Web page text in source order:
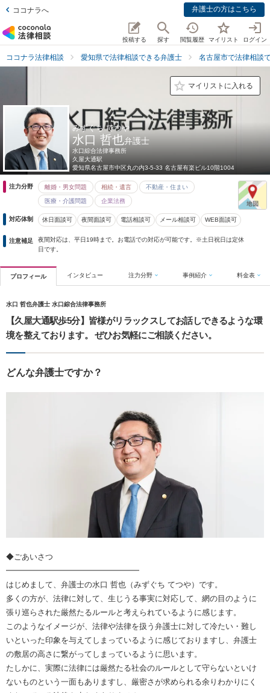
ココナラへ 弁護士の方はこちら
投稿する 探す 閲覧履歴 マイリスト ログイン
ココナラ法律相談 愛知県で法律相談できる弁護士 名古屋市で法律相談
マイリストに入れる
みずぐち てつや
水口 哲也弁護士
水口綜合法律事務所
久屋大通駅
愛知県名古屋市中区丸の内3-5-33 名古屋有楽ビル10階1004
注力分野 離婚・男女問題 相続・遺言 不動産・住まい
医療・介護問題 企業法務
対応体制 休日面談可 夜間面談可 電話相談可 メール相談可 WEB面談可
注意補足
夜間対応は、平日19時まで。お電話での対応が可能です。※土日祝日は定休
日です。
プロフィール インタビュー 注力分野 事例紹介 料金表
水口 哲也弁護士 水口綜合法律事務所
【久屋大通駅歩5分】皆様がリラックスしてお話しできるような環
境を整えております。 ぜひお気軽にご相談ください。
どんな弁護士ですか？
◆ごあいさつ
━━━━━━━━━━━━━━━━━
はじめまして、弁護士の水口 哲也（みずぐち てつや）です。
多くの方が、法律に対して、生じうる事実に対応して、網の目のように
張り巡らされた厳然たるルールと考えられているように感じます。
このようなイメージが、法律や法律を扱う弁護士に対して冷たい・難し
いといった印象を与えてしまっているように感じておりますし、弁護士
の敷居の高さに繋がってしまっているように思います。
たしかに、実際に法律には厳然たる社会のルールとして守らないといけ
ないものという一面もありますし、厳密さが求められる余りわかりにく